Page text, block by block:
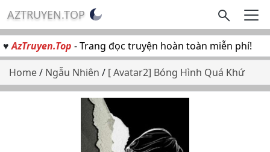
AZTRUYEN.TOP
♥AzTruyen.Top - Trang đọc truyện hoàn toàn miễn phí!
Home/ Ngẫu Nhiên / [ Avatar2] Bóng Hình Quá Khứ